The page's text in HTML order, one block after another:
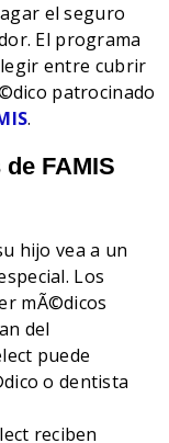
el seguro
El programa
entre cubrir
patrocinado
.
FAMIS
hijo vea a un
Los
mÃ©dicos
del
puede
o dentista
reciben